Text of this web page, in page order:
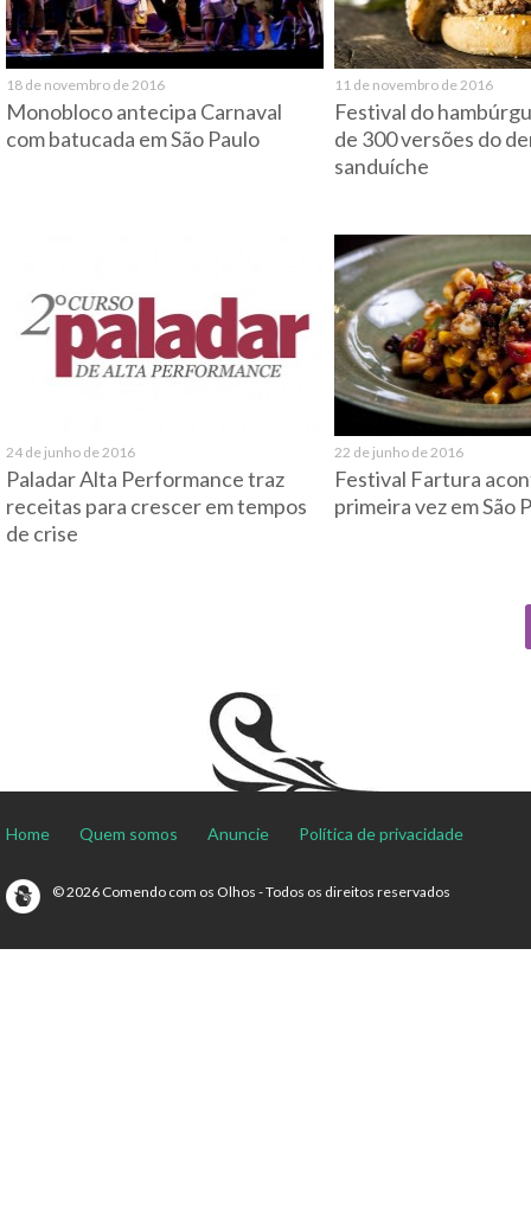
18 de novembro de 2016
Monobloco antecipa Carnaval
com batucada em São Paulo
11 de novembro de 2016
Festival do
de 300 versões do
sanduíche
24 de junho de 2016
Paladar Alta Performance traz
receitas para crescer em tempos
de crise
22 de junho de 2016
Festival Fartura
primeira vez em São
Home Quem somos Anuncie Política de privacidade
© 2026 Comendo com os Olhos - Todos os direitos reservados